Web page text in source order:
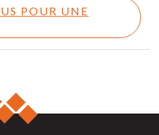
POUR UNE